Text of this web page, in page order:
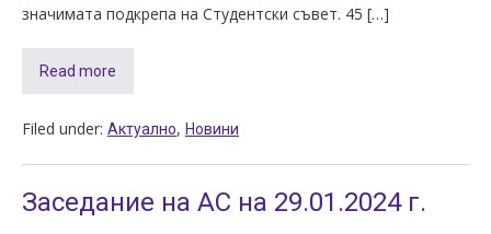
значимата подкрепа на Студентски съвет. 45 […]
Read more
Filed under: Актуално, Новини
Заседание на АС на 29.01.2024 г.